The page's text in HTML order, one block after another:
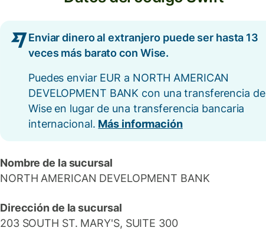
Enviar dinero al extranjero puede ser hasta 13
veces más barato con Wise.
Puedes enviar EUR a NORTH AMERICAN
DEVELOPMENT BANK con una transferencia de
Wise en lugar de una transferencia bancaria
internacional. Más información
Nombre de la sucursal
NORTH AMERICAN DEVELOPMENT BANK
Dirección de la sucursal
203 SOUTH ST. MARY'S, SUITE 300